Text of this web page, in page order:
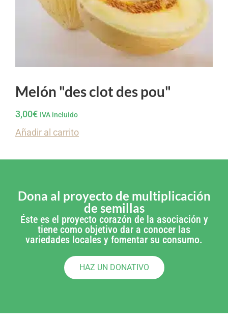
Melón "des clot des pou"
3,00€ IVA incluido
Añadir al carrito
Dona al proyecto de multiplicación
de semillas
Éste es el proyecto corazón de la asociación y
tiene como objetivo dar a conocer las
variedades locales y fomentar su consumo.
HAZ UN DONATIVO